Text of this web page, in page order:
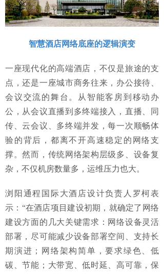
智慧酒店网络底座的逻辑演变
一座现代化的高端酒店，不仅是旅途的支
点，还是一座城市商务往来，办公接待、
会议交流的舞台。从智能客房到移动办
公，从会议直播到多终端接入，直播、同
传、云会议、多终端并发，每一次顺畅体
验的背后，都离不开高速稳定的网络支
撑。然而，传统网络架构层级多、设备复
杂，不仅机房数量多，运维压力也大。
浏阳通程国际大酒店设计负责人罗柯表
示：“在酒店项目建设初期，就确定了网络
建设方面的几大关键需求：网络设备灵活
部署，尽可能减少设备部署空间、支持长
期演进；网络架构简单，要求绿色、低
碳、节能；大带宽、低时延、高可靠，保